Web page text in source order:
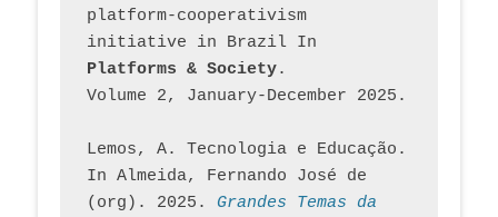
platform-cooperativism
initiative in Brazil In
Platforms & Society.
Volume 2, January-December 2025.
Lemos, A. Tecnologia e Educação.
In Almeida, Fernando José de
(org). 2025. Grandes Temas da